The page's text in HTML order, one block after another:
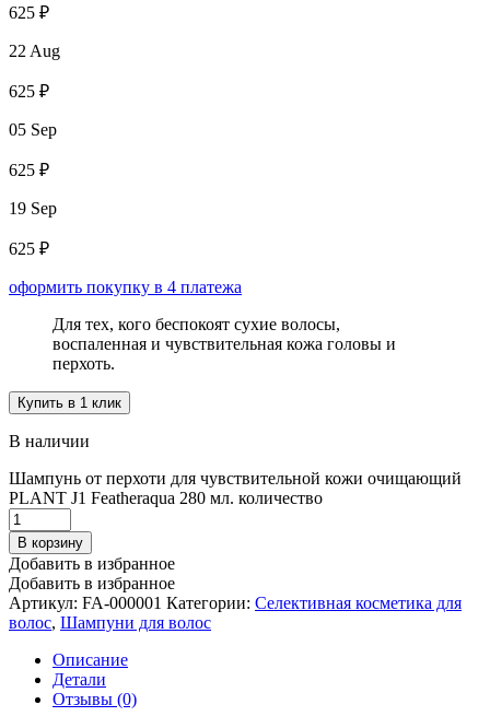
625 ₽
22 Aug
625 ₽
05 Sep
625 ₽
19 Sep
625 ₽
оформить покупку в 4 платежа
Для тех, кого беспокоят сухие волосы,
воспаленная и чувствительная кожа головы и
перхоть.
Купить в 1 клик
В наличии
Шампунь от перхоти для чувствительной кожи очищающий
PLANT J1 Featheraqua 280 мл. количество
В корзину
Добавить в избранное
Добавить в избранное
Артикул: FA-000001 Категории: Селективная косметика для
волос, Шампуни для волос
Описание
Детали
Отзывы (0)